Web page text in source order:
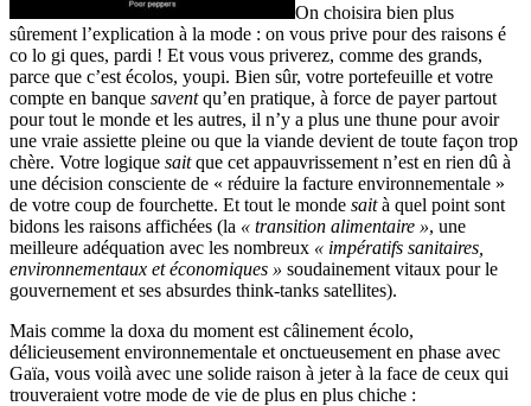
On choisira bien plus
sûrement l’explication à la mode : on vous prive pour des raisons é
co lo gi ques, pardi ! Et vous vous priverez, comme des grands,
parce que c’est écolos, youpi. Bien sûr, votre portefeuille et votre
compte en banque saventqu’en pratique, à force de payer partout
pour tout le monde et les autres, il n’y a plus une thune pour avoir
une vraie assiette pleine ou que la viande devient de toute façon trop
chère. Votre logique saitque cet appauvrissement n’est en rien dû à
une décision consciente de « réduire la facture environnementale »
de votre coup de fourchette. Et tout le monde saità quel point sont
bidons les raisons affichées (la « transition alimentaire », une
meilleure adéquation avec les nombreux « impératifs sanitaires,
environnementaux et économiques » soudainement vitaux pour le
gouvernement et ses absurdes think-tanks satellites).
Mais comme la doxa du moment est câlinement écolo,
délicieusement environnementale et onctueusement en phase avec
Gaïa, vous voilà avec une solide raison à jeter à la face de ceux qui
trouveraient votre mode de vie de plus en plus chiche :